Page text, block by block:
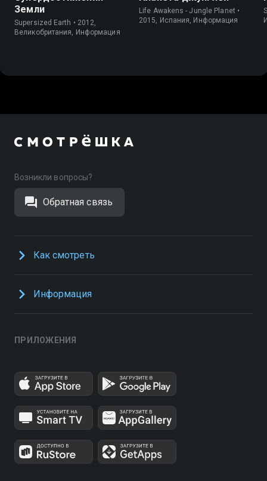
Земли
Supersized Earth • 2012,
Великобритания, Информация
Life Awakens - Jungle Planet •
2015, Испания, Информация
Возникли вопросы?
Обратная связь
Как смотреть
Информация
ПРИЛОЖЕНИЯ